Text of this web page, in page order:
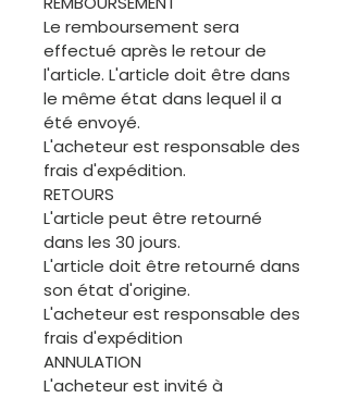
Le remboursement sera
effectué après le retour de
l'article. L'article doit être dans
le même état dans lequel il a
été envoyé.
L'acheteur est responsable des
frais d'expédition.
RETOURS
L'article peut être retourné
dans les 30 jours.
L'article doit être retourné dans
son état d'origine.
L'acheteur est responsable des
frais d'expédition
ANNULATION
L'acheteur est invité à